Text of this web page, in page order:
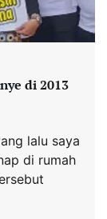
di 2013
lalu saya
di rumah